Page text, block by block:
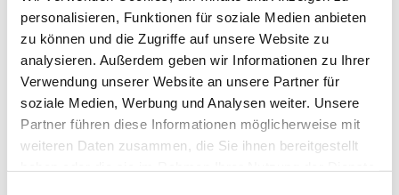
personalisieren, Funktionen für soziale Medien anbieten
zu können und die Zugriffe auf unsere Website zu
analysieren. Außerdem geben wir Informationen zu Ihrer
Verwendung unserer Website an unsere Partner für
soziale Medien, Werbung und Analysen weiter. Unsere
Partner führen diese Informationen möglicherweise mit
weiteren Daten zusammen, die Sie ihnen bereitgestellt
Über Strähle
Über Strähle
Philosophie
Standorte
Netzwerke